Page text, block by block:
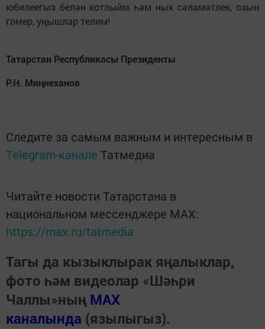
юбилеегыз белән котлыйм һәм нык сәламәтлек, озын
гомер, уңышлар телим!
Татарстан Республикасы Президенты
Р.Н. Миңнеханов
Следите за самым важным и интересным в
Telegram-канале Татмедиа
Читайте новости Татарстана в
национальном мессенджере MАХ:
https://max.ru/tatmedia
Тагы да кызыклырак яңалыклар,
фото һәм видеолар «Шәһри
Чаллы»ның MAX
каналында (язылыгыз).